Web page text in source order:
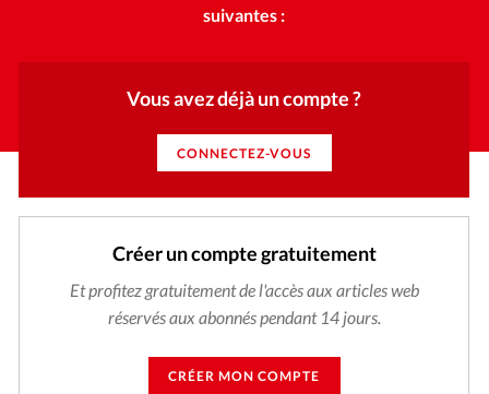
suivantes :
Vous avez déjà un compte ?
CONNECTEZ-VOUS
Créer un compte gratuitement
Et profitez gratuitement de l'accès aux articles web
réservés aux abonnés pendant 14 jours.
CRÉER MON COMPTE